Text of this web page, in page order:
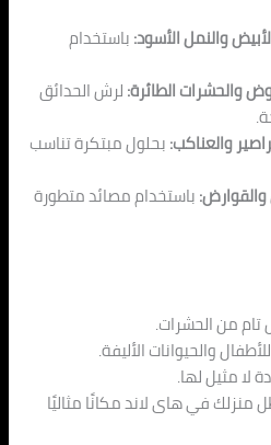
والنمل الأسود:باستخدام
والحشرات الطائرة:لرش الحدائق
والعناكب:بحلول مبتكرة تناسب
باستخدام مصائد متطورة
من الحشرات.
والحيوانات الأليفة.
لا مثيل لها.
منزلك في هاى لاند مكانًا مثاليًا